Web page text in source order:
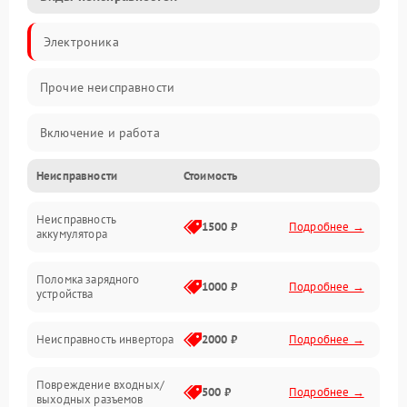
Электроника
Прочие неисправности
Включение и работа
Работа с нагрузкой
Звук и индикация
Неисправности Стоимость
Неисправность
аккумулятора
1500 ₽ Подробнее →
Поломка зарядного
устройства
1000 ₽ Подробнее →
Неисправность инвертора 2000 ₽ Подробнее →
Повреждение входных/
выходных разъемов
500 ₽ Подробнее →